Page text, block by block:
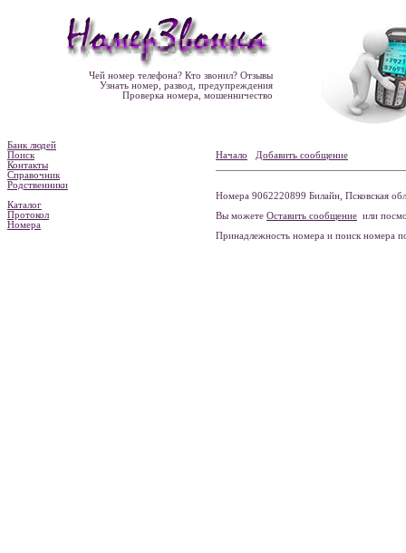
Чей номер телефона? Кто звонил? Отзывы
Узнать номер, развод, предупреждения
Проверка номера, мошенничество
Банк людей
Поиск
Контакты
Справочник
Родственники
Каталог
Протокол
Номера
Начало Добавить сообщение
Номера 9062220899 Билайн, Псковская
Вы можете Оставить сообщение или
Принадлежность номера и поиск номера